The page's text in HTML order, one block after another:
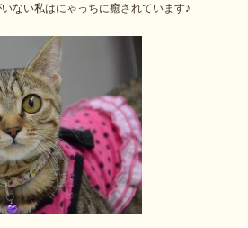
ない私はにゃっちに癒されています♪